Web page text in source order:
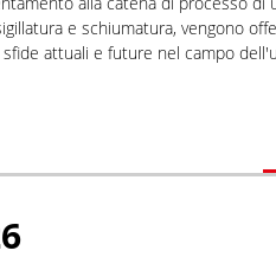
e schiumatura, vengono
attuali e future nel campo